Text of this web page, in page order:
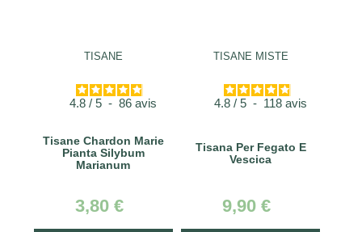
TISANE
4.8 / 5 - 86 avis
Tisane Chardon Marie
Pianta Silybum
Marianum
3,80 €
TISANE MISTE
4.8 / 5 - 118 avis
Tisana Per Fegato E
Vescica
9,90 €